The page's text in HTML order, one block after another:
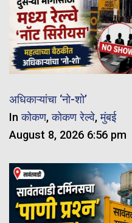
अधिकाऱ्यांचा ‘नो-शो’
Inकोकण,कोकण रेल्वे,मुंबई
August 8, 2026 6:56 pm